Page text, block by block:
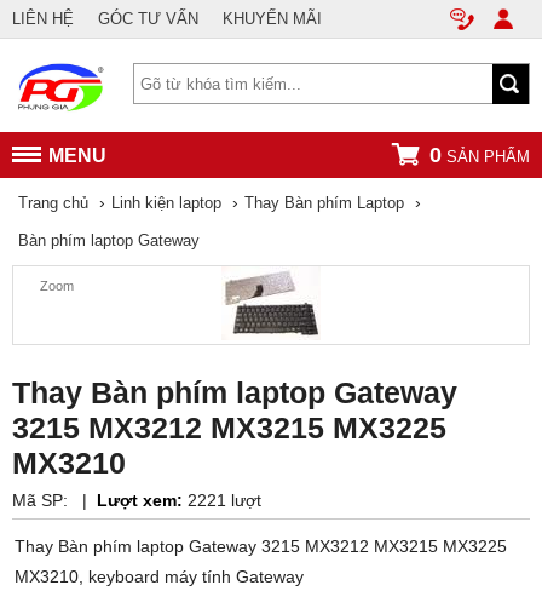
LIÊN HỆ GÓC TƯ VẤN KHUYẾN MÃI
MENU 0 SẢN PHẨM
Trang chủ › Linh kiện laptop › Thay Bàn phím Laptop ›
Bàn phím laptop Gateway
Zoom
Thay Bàn phím laptop Gateway
3215 MX3212 MX3215 MX3225
MX3210
Mã SP: | Lượt xem: 2221 lượt
Thay Bàn phím laptop Gateway 3215 MX3212 MX3215 MX3225
MX3210, keyboard máy tính Gateway